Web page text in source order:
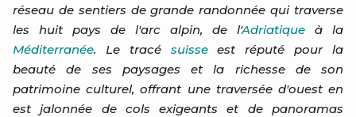
réseau de sentiers de grande randonnée qui traverse
les huit pays de l'arc alpin, de l'Adriatique à la
Méditerranée. Le tracé suisseest réputé pour la
beauté de ses paysages et la richesse de son
patrimoine culturel, offrant une traversée d'ouest en
est jalonnée de cols exigeants et de panoramas